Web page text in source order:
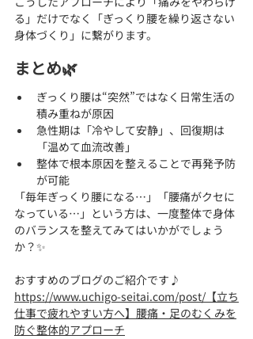
る」だけでなく「ぎっくり腰を繰り返さない
身体づくり」に繋がります。
まとめ🌿
ぎっくり腰は“突然”ではなく日常生活の
積み重ねが原因
急性期は「冷やして安静」、回復期は
「温めて血流改善」
整体で根本原因を整えることで再発予防
が可能
「毎年ぎっくり腰になる…」「腰痛がクセに
なっている…」という方は、一度整体で身体
のバランスを整えてみてはいかがでしょう
か？✨
おすすめのブログのご紹介です♪
https://www.uchigo-seitai.com/post/【立ち
仕事で疲れやすい方へ】腰痛・足のむくみを
防ぐ整体的アプローチ